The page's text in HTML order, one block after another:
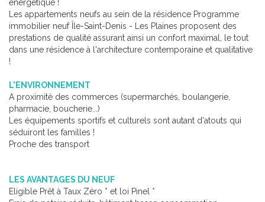
énergétique !
Les appartements neufs au sein de la résidence Programme
immobilier neuf Île-Saint-Denis - Les Plaines proposent des
prestations de qualité assurant ainsi un confort maximal, le tout
dans une résidence à l'architecture contemporaine et qualitative
!
L'ENVIRONNEMENT
A proximité des commerces (supermarchés, boulangerie,
pharmacie, boucherie...)
Les équipements sportifs et culturels sont autant d'atouts qui
séduiront les familles !
Proche des transport
LES AVANTAGES DU NEUF
Eligible Prêt à Taux Zéro * et loi Pinel *